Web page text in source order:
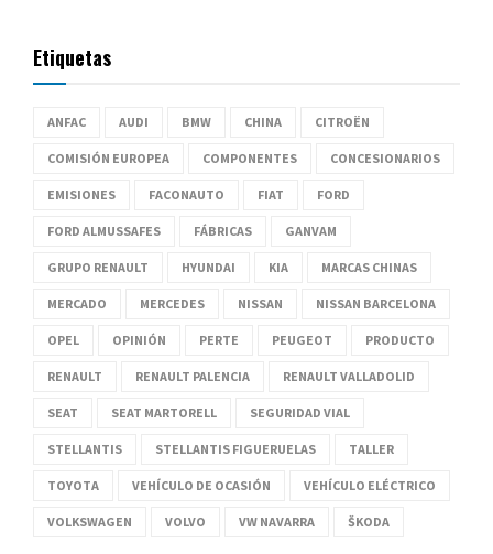
Etiquetas
ANFAC AUDI BMW CHINA CITROËN
COMISIÓN EUROPEA COMPONENTES CONCESIONARIOS
EMISIONES FACONAUTO FIAT FORD
FORD ALMUSSAFES FÁBRICAS GANVAM
GRUPO RENAULT HYUNDAI KIA MARCAS CHINAS
MERCADO MERCEDES NISSAN NISSAN BARCELONA
OPEL OPINIÓN PERTE PEUGEOT PRODUCTO
RENAULT RENAULT PALENCIA RENAULT VALLADOLID
SEAT SEAT MARTORELL SEGURIDAD VIAL
STELLANTIS STELLANTIS FIGUERUELAS TALLER
TOYOTA VEHÍCULO DE OCASIÓN VEHÍCULO ELÉCTRICO
VOLKSWAGEN VOLVO VW NAVARRA ŠKODA